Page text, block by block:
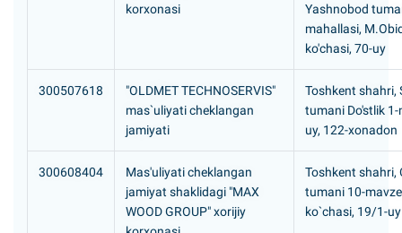
korxonasi
Yashnobod
mahallasi,
ko'chasi, 70-uy
300507618
"OLDMET TECHNOSERVIS"
mas`uliyati cheklangan
jamiyati
Toshkent shahri,
tumani Do'stlik 1-
uy, 122-xonadon
300608404
Маs'uliyati cheklangan
jamiyat shaklidagi "MAX
WOOD GROUP" хorijiy
Toshkent shahri,
tumani 10-
ko`chasi, 19/1-uy